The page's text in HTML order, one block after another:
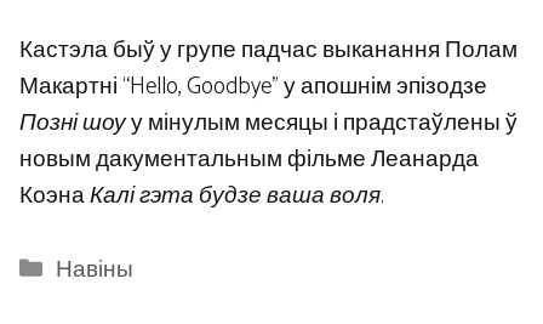
Кастэла быў у групе падчас выканання Полам
Макартні “Hello, Goodbye” у апошнім эпізодзе
Позні шоуу мінулым месяцы і прадстаўлены ў
новым дакументальным фільме Леанарда
КоэнаКалі гэта будзе ваша воля.
Categories
Навіны